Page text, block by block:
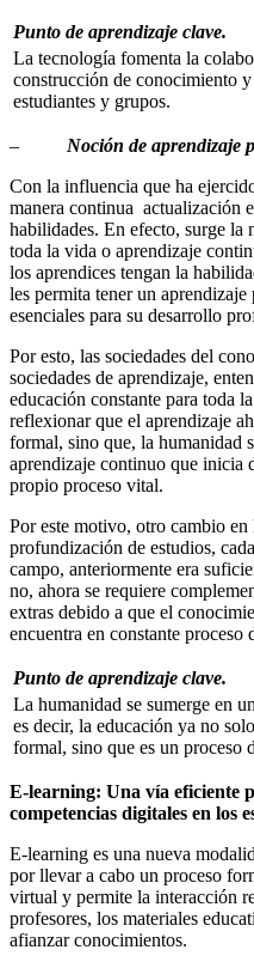
Punto de aprendizaje clave.
La tecnología fomenta la
construcción de conocimiento
estudiantes y grupos.
– Noción de aprendizaje
Con la influencia que ha
manera continua actualización
habilidades. En efecto, surge la
toda la vida o aprendizaje
los aprendices tengan la
les permita tener un aprendizaje
esenciales para su desarrollo
Por esto, las sociedades del
sociedades de aprendizaje,
educación constante para toda
reflexionar que el aprendizaje
formal, sino que, la humanidad
aprendizaje continuo que inicia
propio proceso vital.
Por este motivo, otro cambio
profundización de estudios,
campo, anteriormente era
no, ahora se requiere
extras debido a que el
encuentra en constante proceso
Punto de aprendizaje clave.
La humanidad se sumerge en
es decir, la educación ya no
formal, sino que es un proceso
E-learning: Una vía eficiente
competencias digitales en los
E-learning es una nueva
por llevar a cabo un proceso
virtual y permite la interacción
profesores, los materiales
afianzar conocimientos.